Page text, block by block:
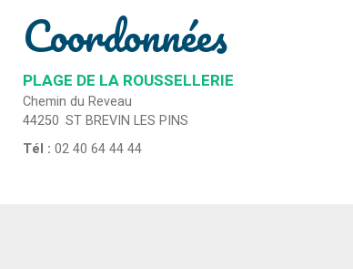
Coordonnées
PLAGE DE LA ROUSSELLERIE
Chemin du Reveau
44250 ST BREVIN LES PINS
Tél : 02 40 64 44 44